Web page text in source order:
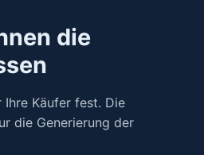
die
Ihre Käufer fest. Die
die Generierung der